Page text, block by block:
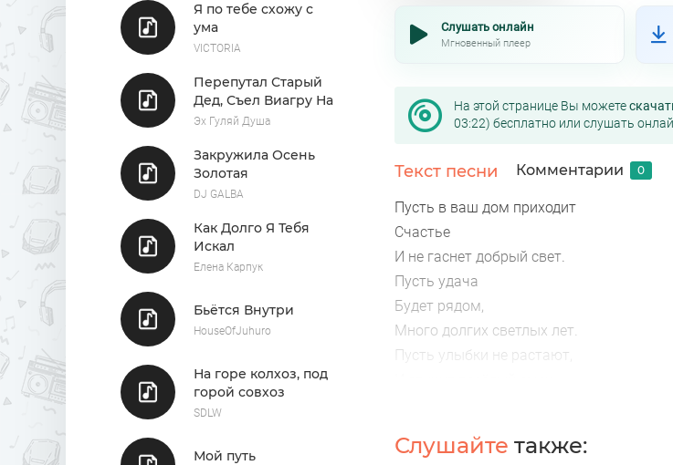
Я по тебе схожу с
ума
VICTORIA
Перепутал Старый
Дед, Съел Виагру На
Обед
Эх Гуляй Душа
Закружила Осень
Золотая
DJ GALBA
Как Долго Я Тебя
Искал
Елена Карпук
Бьётся Внутри
HouseOfJuhuro
На горе колхоз, под
горой совхоз
SDLW
Мой путь
Слушать онлайн
Мгновенный плеер
На этой странице Вы можете
03:22) бесплатно или слушать
Текст песни Комментарии 0
Пусть в ваш дом приходит
Счастье
И не гаснет добрый свет.
Пусть удача
Будет рядом,
Много долгих светлых лет.
Пусть улыбки не растают,
От души я вам желаю
Слушайте также: